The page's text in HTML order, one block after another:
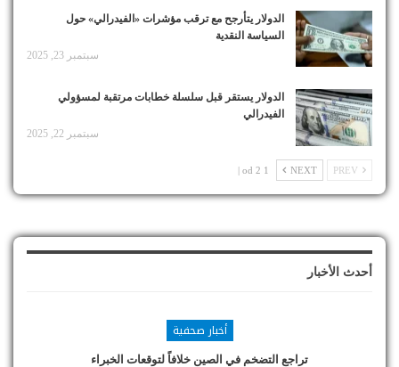
الدولار يتأرجح مع ترقب مؤشرات «الفيدرالي» حول
السياسة النقدية
سبتمبر 23, 2025
الدولار يستقر قبل سلسلة خطابات مرتقبة لمسؤولي
الفيدرالي
سبتمبر 22, 2025
NEXT
1 od 2 |
أحدث الأخبار
أخبار صحفية
تراجع التضخم في الصين خلافاً لتوقعات الخبراء